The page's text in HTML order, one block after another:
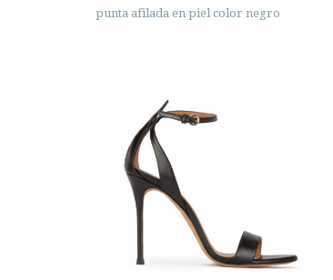
punta afilada en piel color negro